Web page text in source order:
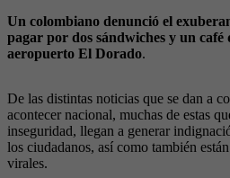
Un colombiano denunció el
pagar por dos sándwiches y un café
aeropuerto El Dorado.
De las distintas noticias que se dan a
acontecer nacional, muchas de estas
inseguridad, llegan a generar
los ciudadanos, así como también
virales.